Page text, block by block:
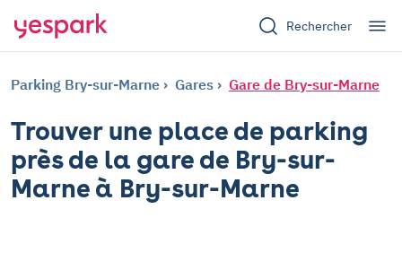
Rechercher
Parking Bry-sur-Marne Gares Gare de Bry-sur-Marne
Trouver une place de parking
près de la gare de Bry-sur-
Marne à Bry-sur-Marne